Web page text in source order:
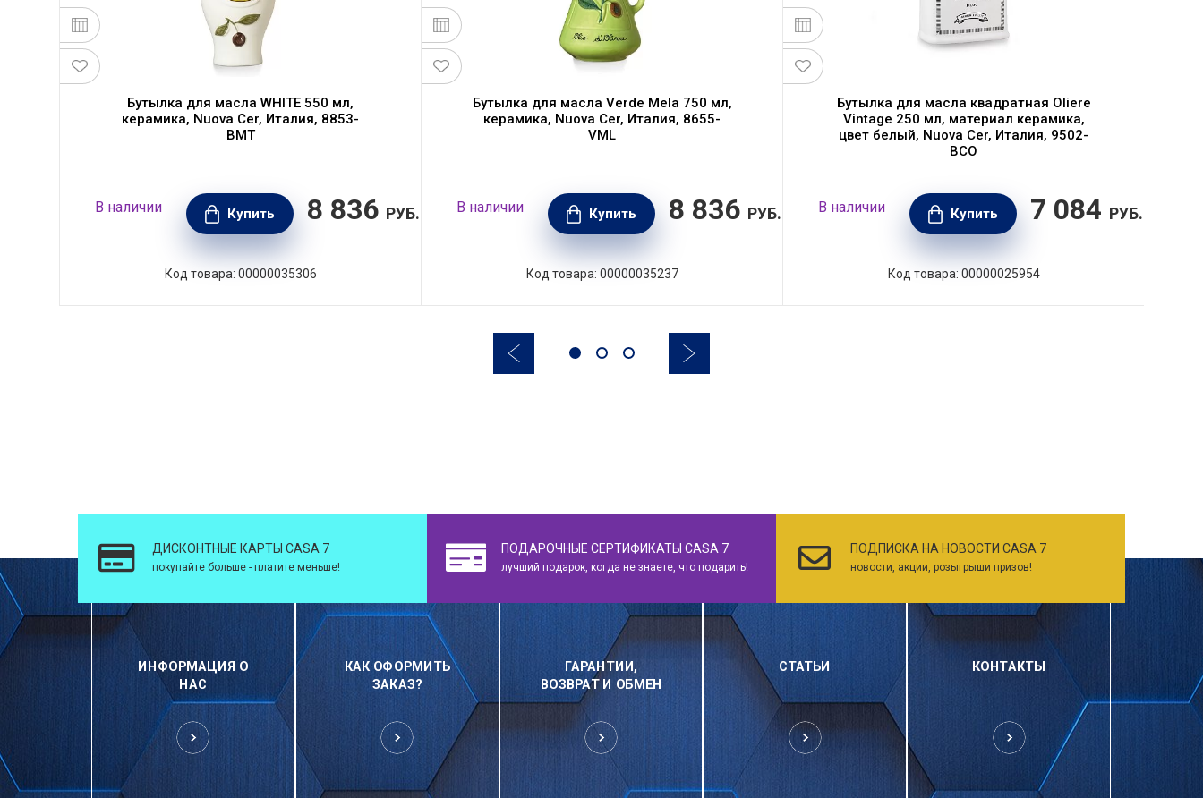
Бутылка для масла WHITE 550 мл,
керамика, Nuova Cer, Италия, 8853-
BMT
В наличии Купить 8 836 РУБ.
Код товара: 00000035306
Бутылка для масла Verde Mela 750 мл,
керамика, Nuova Cer, Италия, 8655-
VML
В наличии Купить 8 836 РУБ.
Код товара: 00000035237
Бутылка для масла квадратная Oliere
Vintage 250 мл, материал керамика,
цвет белый, Nuova Cer, Италия, 9502-
BCO
В наличии Купить 7 084 РУБ.
Код товара: 00000025954
ДИСКОНТНЫЕ КАРТЫ CASA 7
покупайте больше - платите меньше!
ПОДАРОЧНЫЕ СЕРТИФИКАТЫ CASA 7
лучший подарок, когда не знаете, что подарить!
ПОДПИСКА НА НОВОСТИ CASA 7
новости, акции, розыгрыши призов!
ИНФОРМАЦИЯ О
НАС
КАК ОФОРМИТЬ
ЗАКАЗ?
ГАРАНТИИ,
ВОЗВРАТ И ОБМЕН
СТАТЬИ КОНТАКТЫ